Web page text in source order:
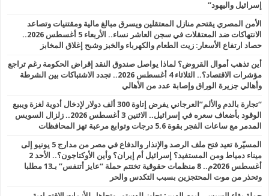
إسرائيل واليهود”
الأمن المصري يقتحم منازل المعتقلين ويسرق مبالغ مالية ومقتنيات وتصاعد
الانتهاكات ضد المعتقلات في سجن العاشر نساء.. الأربعاء 5 أغسطس 2026..
حصاد ارتفاع الأسعار: زيت الطعام والكهرباء والخبز وشبح إغلاق المخابز
أين تذهب أموال القروض؟ لماذا يواصل صندوق النقد إقراض الحكومة رغم تراجع
مؤشرات الاقتصاد؟.. الثلاثاء 4 أغسطس 2026.. تجدد الاشتباكات بين الشرطة
وأهالي جزيرة الوراق وإصابة عدد من الأهالي
“تجارة بالدم والألم”العرجاني يفرض إتاوة 300 ألف دولار لإدخال أدوية لغزة ويبيع
الوقود بأضعاف سعره في إسرائيل.. الاثنين 3 أغسطس 2026.. زلزال السويس
المدمر مع ساعات الفجر بقوة 5.6 درجات وتوابع مرعبة تهز المحافظات
المسيّرة تعيد فتح ملف الرصد والإنذار والدفاع في مصر من مدارج 5 يونيو إلى
ميناء دمياط ومن المستفيد؟ إسرائيل أم إيران؟ وأين الأوكتاجون؟.. الأحد 2
أغسطس 2026م.. 8 منظمات حقوقية تختتم حملة “عايز أتنفس” بـ13 مطلبا
وتحذر من موت المحتجزين بسبب التكدس والحر